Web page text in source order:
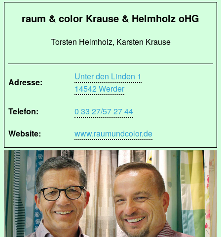
raum & color Krause & Helmholz oHG
Torsten Helmholz, Karsten Krause
Adresse:
Unter den Linden 1
14542 Werder
Telefon:
0 33 27/57 27 44
Website:
www.raumundcolor.de